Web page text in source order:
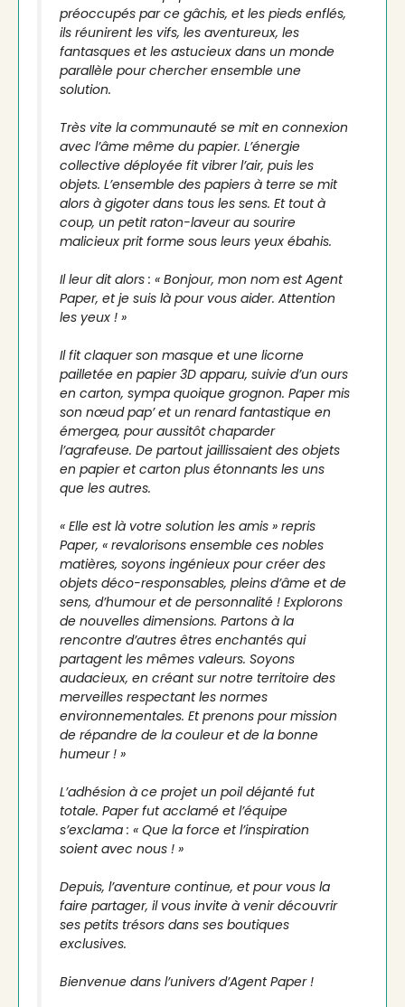
préoccupés par ce gâchis, et les pieds enflés,
ils réunirent les vifs, les aventureux, les
fantasques et les astucieux dans un monde
parallèle pour chercher ensemble une
solution.
Très vite la communauté se mit en connexion
avec l’âme même du papier. L’énergie
collective déployée fit vibrer l’air, puis les
objets. L’ensemble des papiers à terre se mit
alors à gigoter dans tous les sens. Et tout à
coup, un petit raton-laveur au sourire
malicieux prit forme sous leurs yeux ébahis.
Il leur dit alors : « Bonjour, mon nom est Agent
Paper, et je suis là pour vous aider. Attention
les yeux ! »
Il fit claquer son masque et une licorne
pailletée en papier 3D apparu, suivie d’un ours
en carton, sympa quoique grognon. Paper mis
son nœud pap’ et un renard fantastique en
émergea, pour aussitôt chaparder
l’agrafeuse. De partout jaillissaient des objets
en papier et carton plus étonnants les uns
que les autres.
« Elle est là votre solution les amis » repris
Paper, « revalorisons ensemble ces nobles
matières, soyons ingénieux pour créer des
objets déco-responsables, pleins d’âme et de
sens, d’humour et de personnalité ! Explorons
de nouvelles dimensions. Partons à la
rencontre d’autres êtres enchantés qui
partagent les mêmes valeurs. Soyons
audacieux, en créant sur notre territoire des
merveilles respectant les normes
environnementales. Et prenons pour mission
de répandre de la couleur et de la bonne
humeur ! »
L’adhésion à ce projet un poil déjanté fut
totale. Paper fut acclamé et l’équipe
s’exclama : « Que la force et l’inspiration
soient avec nous ! »
Depuis, l’aventure continue, et pour vous la
faire partager, il vous invite à venir découvrir
ses petits trésors dans ses boutiques
exclusives.
Bienvenue dans l’univers d’Agent Paper !